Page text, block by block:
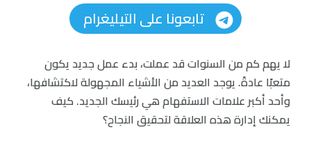
تابعونا على التيليغرام
لا يهم كم من السنوات قد عملت، بدء عمل جديد يكون
متعبًا عادةً. يوجد العديد من الأشياء المجهولة لاكتشافها،
وأحد أكبر علامات الاستفهام هي رئيسك الجديد. كيف
يمكنك إدارة هذه العلاقة لتحقيق النجاح؟